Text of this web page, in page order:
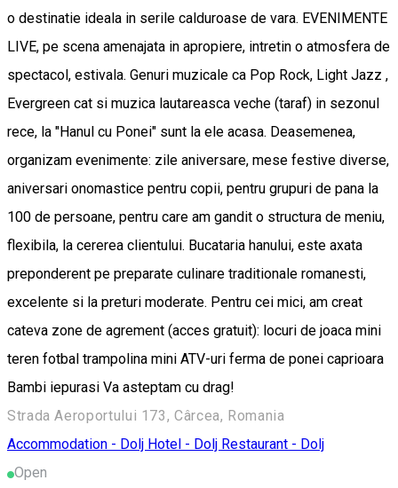
o destinatie ideala in serile calduroase de vara. EVENIMENTE
LIVE, pe scena amenajata in apropiere, intretin o atmosfera de
spectacol, estivala. Genuri muzicale ca Pop Rock, Light Jazz ,
Evergreen cat si muzica lautareasca veche (taraf) in sezonul
rece, la "Hanul cu Ponei" sunt la ele acasa. Deasemenea,
organizam evenimente: zile aniversare, mese festive diverse,
aniversari onomastice pentru copii, pentru grupuri de pana la
100 de persoane, pentru care am gandit o structura de meniu,
flexibila, la cererea clientului. Bucataria hanului, este axata
preponderent pe preparate culinare traditionale romanesti,
excelente si la preturi moderate. Pentru cei mici, am creat
cateva zone de agrement (acces gratuit): locuri de joaca mini
teren fotbal trampolina mini ATV-uri ferma de ponei caprioara
Bambi iepurasi Va asteptam cu drag!
Strada Aeroportului 173, Cârcea, Romania
Accommodation - Dolj Hotel - Dolj Restaurant - Dolj
Open